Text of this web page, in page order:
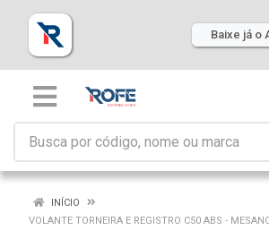
Baixe já o
INÍCIO
VOLANTE TORNEIRA E REGISTRO C50 ABS -